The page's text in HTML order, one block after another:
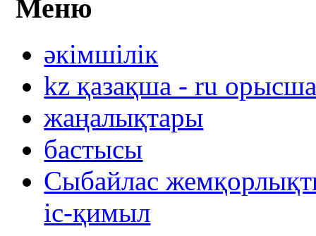
Меню
әкімшілік
kz қазақша - ru
жаңалықтары
бастысы
Сыбайлас
іс-қимыл